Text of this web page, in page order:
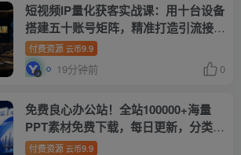
短视频IP量化获客实战课：用十台设备
搭建五十账号矩阵，精准打造引流接单
型流量账号
付费资源 云币9.9
19分钟前 0
免费良心办公站！全站100000+海量
PPT素材免费下载，每日更新，分类清
晰，免注册登录下载爱PPT网
付费资源 云币9.9